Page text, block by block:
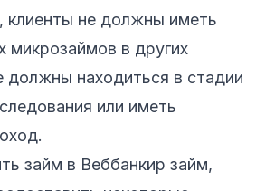
клиенты не должны иметь
микрозаймов в других
должны находиться в стадии
или иметь
займ в Веббанкир займ,